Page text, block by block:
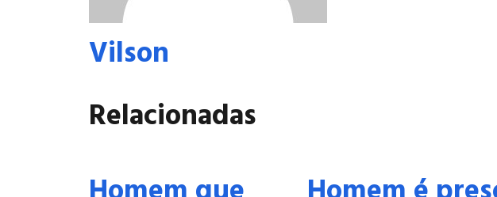
Vilson
Relacionadas
Homem que
Homem é